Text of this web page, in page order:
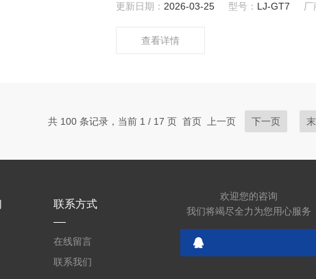
更新日期： 2026-03-25 型号： LJ-GT7 厂
查看详情
共 100 条记录，当前 1 / 17 页 首页 上一页 下一页
联系方式
在线留言
联系我们
欢迎您的咨询
我们将竭尽全力为您用心服务